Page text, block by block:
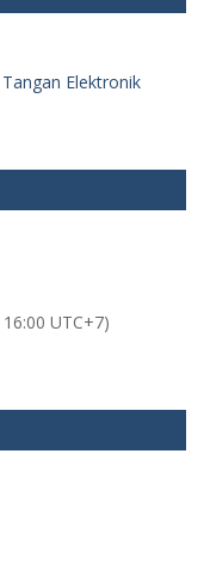
Elektronik
UTC+7)